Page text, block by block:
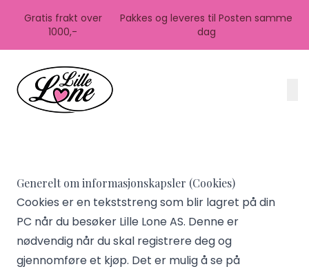
Gratis frakt over
1000,-
Pakkes og leveres til Posten samme
dag
Generelt om informasjonskapsler (Cookies)
Cookies er en tekststreng som blir lagret på din
PC når du besøker Lille Lone AS. Denne er
nødvendig når du skal registrere deg og
gjennomføre et kjøp. Det er mulig å se på